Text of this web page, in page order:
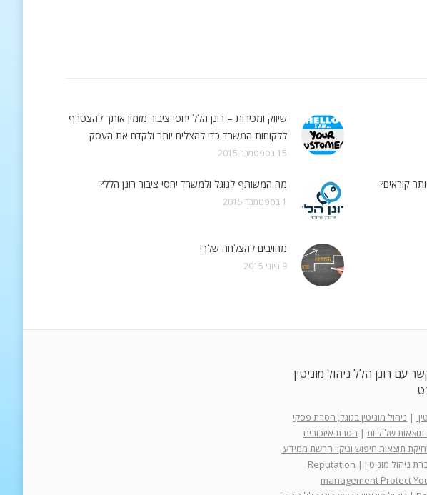
שיווק ומכירות – רונן הלל יחסי ציבור מזמין אותך להצטרף
ללקוחות המשרד כדי להצליח יותר ולקדם את העסק
15 בספטמבר 2015
קוראים? מה המשותף לגוגל ולמשרד יחסי ציבור רונן הלל?
1 בספטמבר 2015
מחויבים להצלחה שלך!
9 ביוני 2015
עם רונן הלל ניהול מוניטין
| ניהול מוניטין בגוגל, הסרת פסקי
תוצאות שליליות | הסרת איזכורים
תוצאות חיפוש וניקוי הרשת ממידע
ניהול מוניטין |
Reputation
management Protect